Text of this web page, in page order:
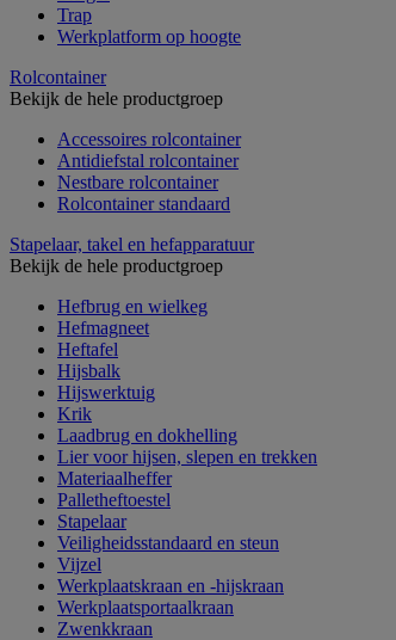
Trap
Werkplatform op hoogte
Rolcontainer
Bekijk de hele productgroep
Accessoires rolcontainer
Antidiefstal rolcontainer
Nestbare rolcontainer
Rolcontainer standaard
Stapelaar, takel en hefapparatuur
Bekijk de hele productgroep
Hefbrug en wielkeg
Hefmagneet
Heftafel
Hijsbalk
Hijswerktuig
Krik
Laadbrug en dokhelling
Lier voor hijsen, slepen en trekken
Materiaalheffer
Palletheftoestel
Stapelaar
Veiligheidsstandaard en steun
Vijzel
Werkplaatskraan en -hijskraan
Werkplaatsportaalkraan
Zwenkkraan